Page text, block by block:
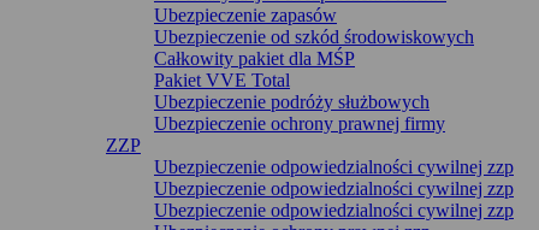
Ubezpieczenie zapasów
Ubezpieczenie od szkód środowiskowych
Całkowity pakiet dla MŚP
Pakiet VVE Total
Ubezpieczenie podróży służbowych
Ubezpieczenie ochrony prawnej firmy
ZZP
Ubezpieczenie odpowiedzialności cywilnej zzp
Ubezpieczenie odpowiedzialności cywilnej zzp
Ubezpieczenie odpowiedzialności cywilnej zzp